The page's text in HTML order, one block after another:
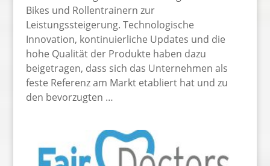
Bikes und Rollentrainern zur
Leistungssteigerung. Technologische
Innovation, kontinuierliche Updates und die
hohe Qualität der Produkte haben dazu
beigetragen, dass sich das Unternehmen als
feste Referenz am Markt etabliert hat und zu
den bevorzugten …